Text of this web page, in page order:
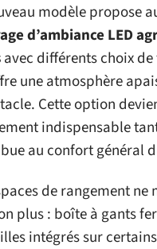
modèle propose
d’ambiance LED
avec différents choix
une atmosphère
Cette option
indispensable
au confort général
de rangement ne
plus : boîte à gants
intégrés sur